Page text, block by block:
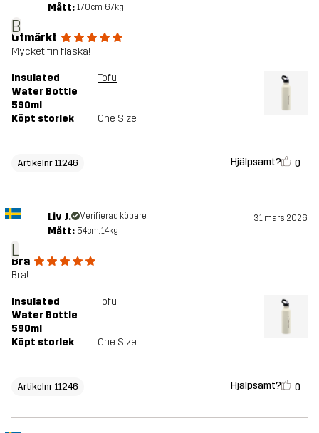
B
Mått: 170cm, 67kg
Utmärkt
Mycket fin flaska!
Insulated
Water Bottle
590ml
Tofu
Köpt storlek One Size
Artikelnr 11246 Hjälpsamt? 0
L
Liv J. Verifierad köpare 31 mars 2026
Mått: 54cm, 14kg
Bra
Bra!
Insulated
Water Bottle
590ml
Tofu
Köpt storlek One Size
Artikelnr 11246 Hjälpsamt? 0